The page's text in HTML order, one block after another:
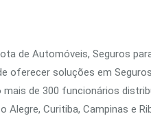
de Automóveis, Seguros
oferecer soluções em
mais de 300 funcionários
Curitiba, Campinas e